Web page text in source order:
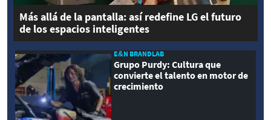
Más allá de la pantalla: así redefine LG el futuro
de los espacios inteligentes
E&N BRANDLAB
Grupo Purdy: Cultura que
convierte el talento en motor de
crecimiento